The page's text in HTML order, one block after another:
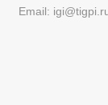
Email: